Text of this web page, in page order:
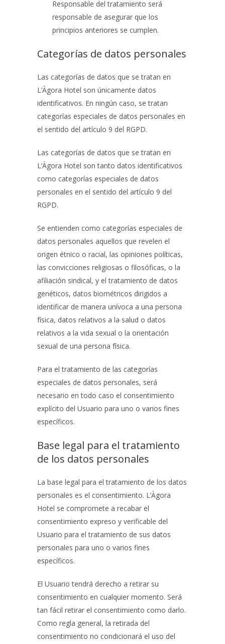
Responsable del tratamiento será
responsable de asegurar que los
principios anteriores se cumplen.
Categorías de datos personales
Las categorías de datos que se tratan en
L’Àgora Hotel son únicamente datos
identificativos. En ningún caso, se tratan
categorías especiales de datos personales en
el sentido del artículo 9 del RGPD.
Las categorías de datos que se tratan en
L’Àgora Hotel son tanto datos identificativos
como categorías especiales de datos
personales en el sentido del artículo 9 del
RGPD.
Se entienden como categorías especiales de
datos personales aquellos que revelen el
origen étnico o racial, las opiniones políticas,
las convicciones religiosas o filosóficas, o la
afiliación sindical, y el tratamiento de datos
genéticos, datos biométricos dirigidos a
identificar de manera unívoca a una persona
física, datos relativos a la salud o datos
relativos a la vida sexual o la orientación
sexual de una persona física.
Para el tratamiento de las categorías
especiales de datos personales, será
necesario en todo caso el consentimiento
explícito del Usuario para uno o varios fines
específicos.
Base legal para el tratamiento
de los datos personales
La base legal para el tratamiento de los datos
personales es el consentimiento. L’Àgora
Hotel se compromete a recabar el
consentimiento expreso y verificable del
Usuario para el tratamiento de sus datos
personales para uno o varios fines
específicos.
El Usuario tendrá derecho a retirar su
consentimiento en cualquier momento. Será
tan fácil retirar el consentimiento como darlo.
Como regla general, la retirada del
consentimiento no condicionará el uso del